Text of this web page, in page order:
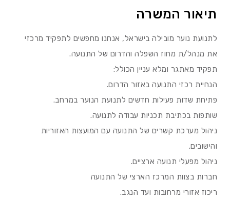
תיאור המשרה
לתנועת נוער מובילה בישראל, אנחנו מחפשים לתפקיד מרכזי
את מנהל/ת מחוז השפלה והדרום של התנועה.
תפקיד מאתגר ומלא עניין הכולל:
הנחיית רכזי התנועה באזור הדרום.
פתיחת שדות פעילות חדשים לתנועת הנוער במרחב.
שותפות בכתיבת תכניות עבודה לתנועה.
ניהול מערכת קשרים של התנועה עם המועצות האזוריות
והישובים.
ניהול מפעלי תנועה ארציים.
חברות בצוות המרכז הארצי של התנועה
ריכוז אזורי מרחובות ועד הנגב.